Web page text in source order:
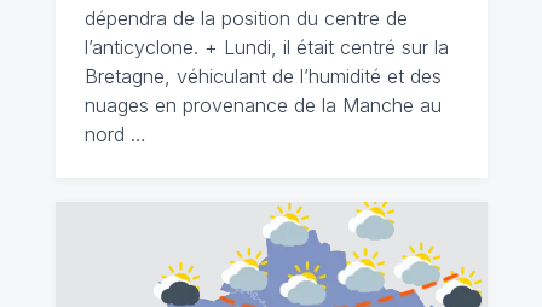
dépendra de la position du centre de
l’anticyclone. + Lundi, il était centré sur la
Bretagne, véhiculant de l’humidité et des
nuages en provenance de la Manche au
nord …